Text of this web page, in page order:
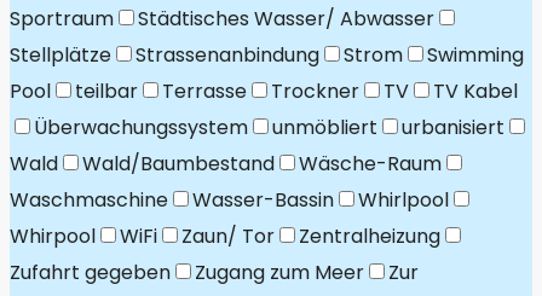
Sportraum
Städtisches Wasser/ Abwasser
Stellplätze
Strassenanbindung Strom
Swimming
Pool
teilbar Terrasse Trockner TV
TV Kabel
Überwachungssystem
unmöbliert
urbanisiert
Wald
Wald/Baumbestand
Wäsche-Raum
Waschmaschine
Wasser-Bassin
Whirlpool
Whirpool
WiFi Zaun/ Tor
Zentralheizung
Zufahrt gegeben
Zugang zum Meer
Zur